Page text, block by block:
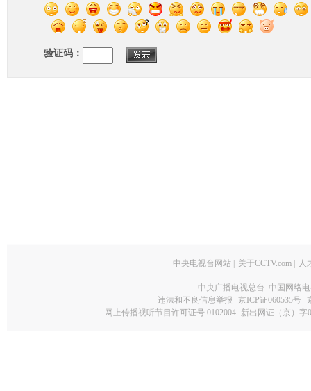
验证码：
中央电视台网站 关于CCTV.com 人
中央广播电视总台 中国网络
违法和不良信息举报
京ICP证060535号
网上传播视听节目许可证号 0102004 新出网证（京）